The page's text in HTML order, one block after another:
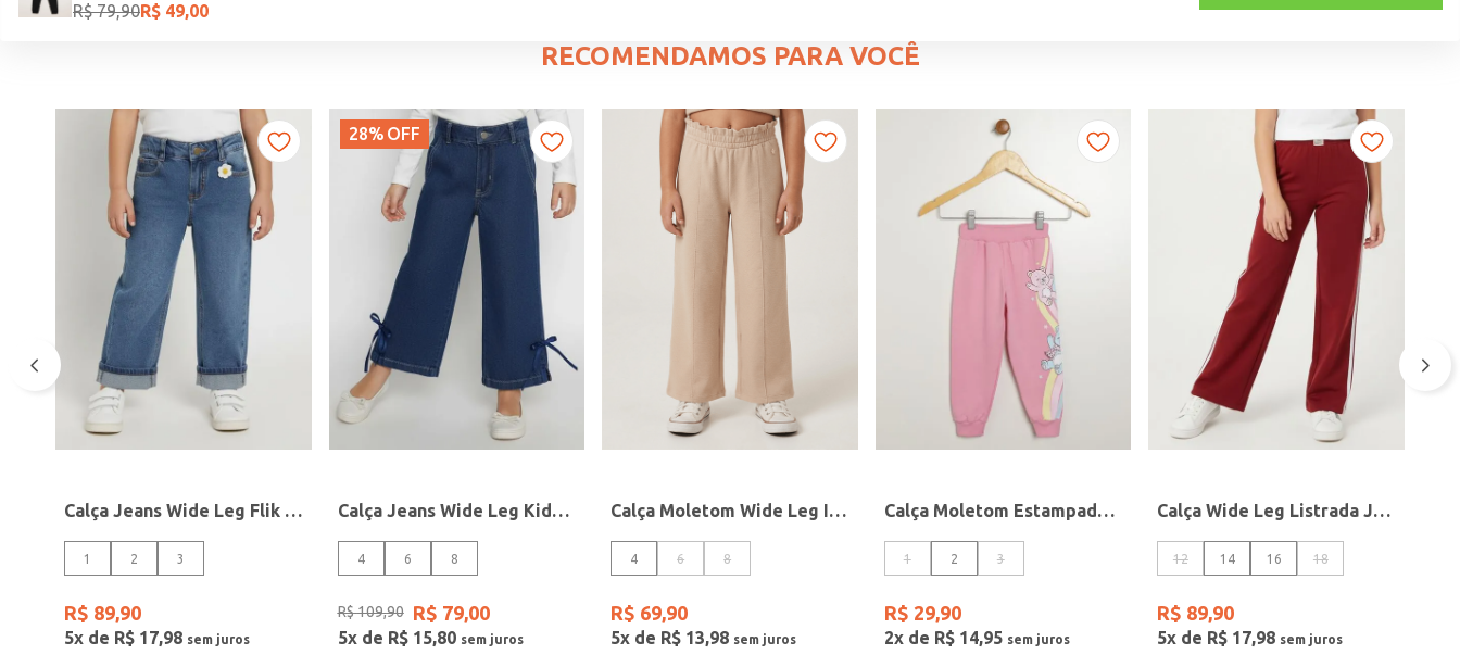
R$ 79,90R$ 49,00
RECOMENDAMOS PARA VOCÊ
Calça Jeans Wide Leg Flik Infantil Para Bebê- AZUL
1 2 3
R$ 89,90
5x de R$ 17,98
28% OFF
Calça Jeans Wide Leg Kid+ infantil Para Menina - AZUL
4 6 8
R$109,90 R$ 79,00
5x de R$ 15,80
Calça Moletom Wide Leg Infantil Para Menina- BEGE
4 6 8
R$ 69,90
5x de R$ 13,98
Calça Moletom Estampada Infantil Para Menina- ROSA
1 2 3
R$ 29,90
2x de R$ 14,95
Calça Wide Leg Listrada Juvenil Para Menina - BORDO
12 14 16 18
R$ 89,90
5x de R$ 17,98